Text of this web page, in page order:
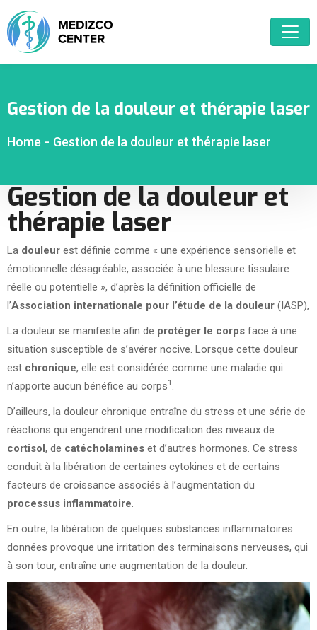
Gestion de la douleur et thérapie laser
Home - Gestion de la douleur et thérapie laser
Gestion de la douleur et
thérapie laser
La douleur est définie comme « une expérience sensorielle et
émotionnelle désagréable, associée à une blessure tissulaire
réelle ou potentielle », d’après la définition officielle de
l’Association internationale pour l’étude de la douleur (IASP),
La douleur se manifeste afin de protéger le corps face à une
situation susceptible de s’avérer nocive. Lorsque cette douleur
est chronique, elle est considérée comme une maladie qui
n’apporte aucun bénéfice au corps1 .
D’ailleurs, la douleur chronique entraîne du stress et une série de
réactions qui engendrent une modification des niveaux de
cortisol, de catécholamines et d’autres hormones. Ce stress
conduit à la libération de certaines cytokines et de certains
facteurs de croissance associés à l’augmentation du
processus inflammatoire.
En outre, la libération de quelques substances inflammatoires
données provoque une irritation des terminaisons nerveuses, qui
à son tour, entraîne une augmentation de la douleur.